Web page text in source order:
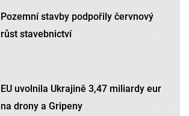
Pozemní stavby podpořily červnový
růst stavebnictví
EU uvolnila Ukrajině 3,47 miliardy eur
na drony a Gripeny